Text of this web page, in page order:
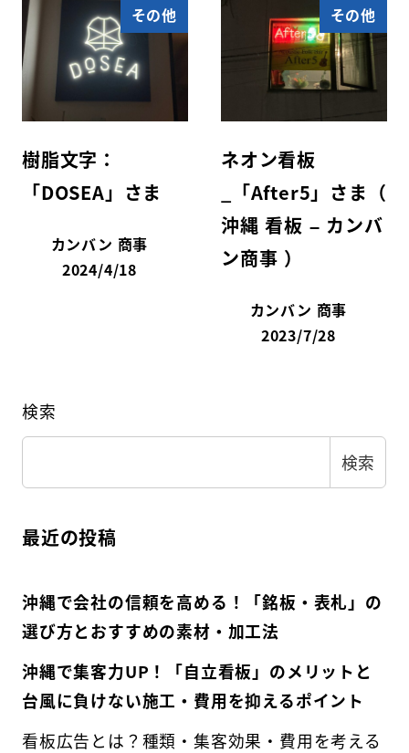
その他
樹脂文字：
「DOSEA」さま
カンバン 商事
2024/4/18
その他
ネオン看板
_「After5」さま（
沖縄 看板 – カンバ
ン商事 ）
カンバン 商事
2023/7/28
検索
検索
最近の投稿
沖縄で会社の信頼を高める！「銘板・表札」の
選び方とおすすめの素材・加工法
沖縄で集客力UP！「自立看板」のメリットと
台風に負けない施工・費用を抑えるポイント
看板広告とは？種類・集客効果・費用を考える